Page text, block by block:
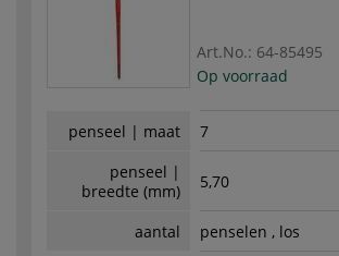
Art.No.: 64-85495
Op voorraad
penseel | maat
7
penseel |
breedte (mm)
5,70
aantal penselen , los